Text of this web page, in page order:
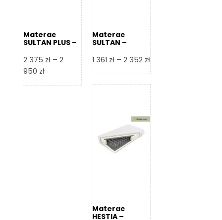
Materac
SULTAN PLUS –
2 375 zł – 2
950 złZakres
Materac
SULTAN –
1 361 zł – 2 352 złZakres
cen:
od
1
361 zł
do
2
352 zł
Materac
HESTIA –